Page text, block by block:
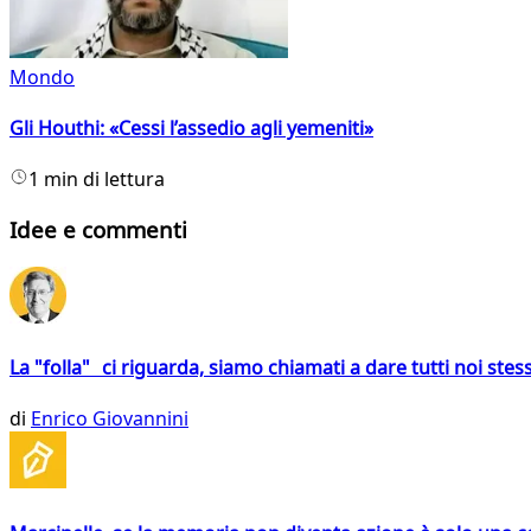
Mondo
Gli Houthi: «Cessi l’assedio agli yemeniti»
1 min di lettura
Idee e commenti
La "folla" ci riguarda, siamo chiamati a dare tutti noi
di Enrico Giovannini